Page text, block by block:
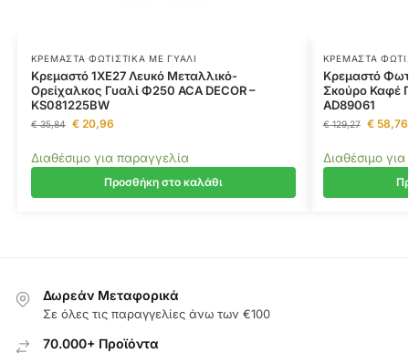
ΚΡΕΜΑΣΤΆ ΦΩΤΙΣΤΙΚΆ ΜΕ ΓΥΑΛΊ
Κρεμαστό 1ΧΕ27 Λευκό Μεταλλικό-
Ορείχαλκος Γυαλί Φ250 ACA DECOR –
KS081225BW
€35,84 €20,96
Διαθέσιμο για παραγγελία
Προσθήκη στο καλάθι
ΚΡΕΜΑΣΤΆ
Κρεμαστό
Σκούρο Καφέ
AD89061
€129,27 €58,76
Διαθέσιμο
Δωρεάν Μεταφορικά
Σε όλες τις παραγγελίες άνω των €100
70.000+ Προϊόντα